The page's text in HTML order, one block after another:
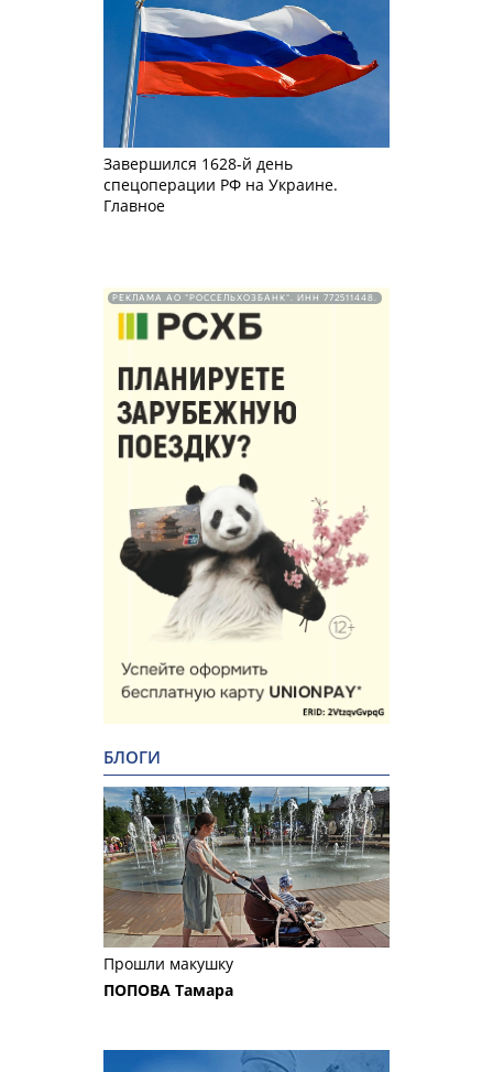
Завершился 1628-й день
спецоперации РФ на Украине.
Главное
РЕКЛАМА АО "РОССЕЛЬХОЗБАНК". ИНН 772511448.
БЛОГИ
Прошли макушку
ПОПОВА Тамара